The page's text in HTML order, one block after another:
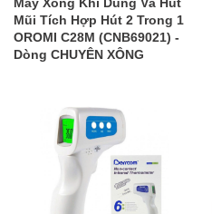
Mũi Tích Hợp Hút 2 Trong 1
OROMI C28M (CNB69021) -
Dòng CHUYÊN XÔNG